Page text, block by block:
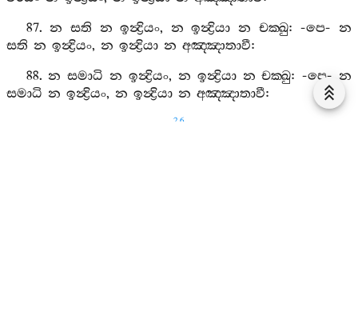
87.න සති න ඉන්‍ද්‍රියං, න ඉන්‍ද්‍රියා න චක‍්ඛු: -පෙ-න
සති න ඉන්‍ද්‍රියං, න ඉන්‍ද්‍රියා න අඤ‍්ඤාතාවී:
88.න සමාධි න ඉන්‍ද්‍රියං, න ඉන්‍ද්‍රියා න චක‍්ඛු: -පෙ-න
සමාධි න ඉන්‍ද්‍රියං, න ඉන්‍ද්‍රියා න අඤ‍්ඤාතාවී:
26